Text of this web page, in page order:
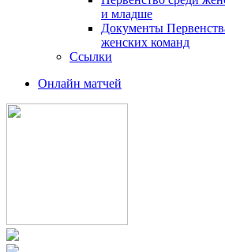
и младше
Документы
женских команд
Ссылки
Онлайн матчей